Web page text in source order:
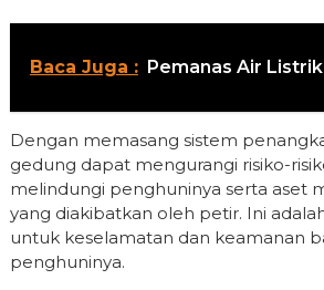
Baca Juga : Pemanas Air Listrik
Dengan memasang sistem
gedung dapat mengurangi risiko-
melindungi penghuninya serta aset
yang diakibatkan oleh petir. Ini
untuk keselamatan dan keamanan
penghuninya.